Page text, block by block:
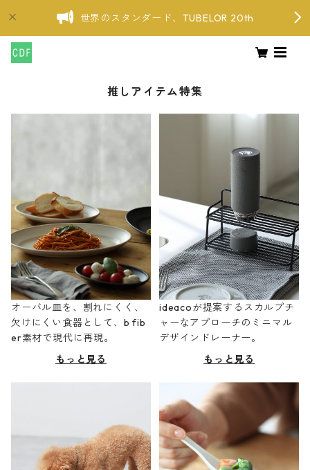
世界のスタンダード、TUBELOR 20th
推しアイテム特集
オーバル皿を、割れにくく、
欠けにくい食器として、b fib
er素材で現代に再現。
もっと見る
ideacoが提案するスカルプチ
ャーなアプローチのミニマル
デザインドレーナー。
もっと見る